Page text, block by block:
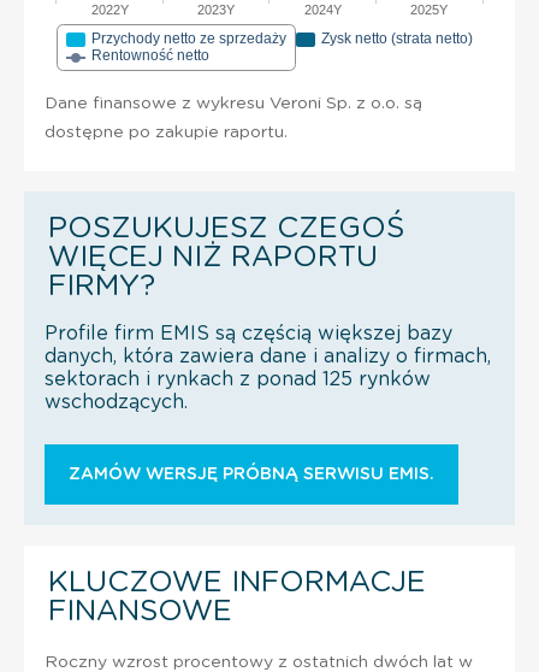
2022Y 2023Y 2024Y 2025Y
Przychody netto ze sprzedaży
Zysk netto (strata netto)
Rentowność netto
Dane finansowe z wykresu Veroni Sp. z o.o. są
dostępne po zakupie raportu.
POSZUKUJESZ CZEGOŚ
WIĘCEJ NIŻ RAPORTU
FIRMY?
Profile firm EMIS są częścią większej bazy
danych, która zawiera dane i analizy o firmach,
sektorach i rynkach z ponad 125 rynków
wschodzących.
ZAMÓW WERSJĘ PRÓBNĄ SERWISU EMIS.
KLUCZOWE INFORMACJE
FINANSOWE
Roczny wzrost procentowy z ostatnich dwóch lat w